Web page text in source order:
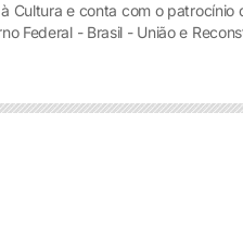
Cultura e conta com o patrocínio
Federal - Brasil - União e